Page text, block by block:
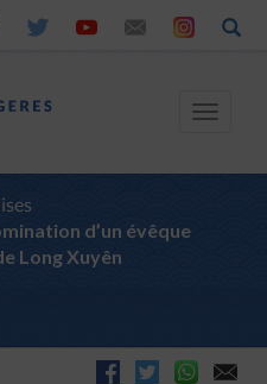
Toggle
d’un évêque
Long Xuyên